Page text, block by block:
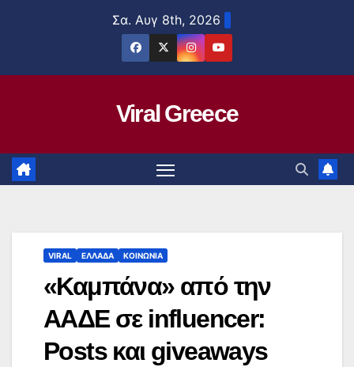
Σα. Αυγ 8th, 2026
Viral Greece
VIRAL ΕΛΛΑΔΑ ΚΟΙΝΩΝΙΑ
«Καμπάνα» από την
ΑΑΔΕ σε influencer:
Posts και giveaways